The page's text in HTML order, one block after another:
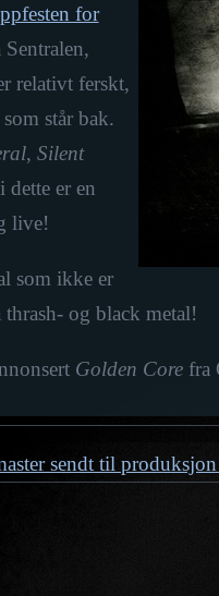
for
Sentralen,
relativt ferskt,
står bak.
, Silent
er en
live!
som ikke er
og black metal!
Golden Corefra
sendt til